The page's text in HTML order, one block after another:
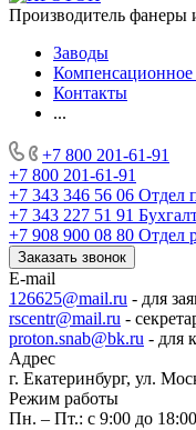
Производитель фанеры
Заводы
Компенсационное
Контакты
...
+7 800 201-61-91
+7 800 201-61-91
+7 343 346 56 06 Отдел
+7 343 227 51 91
+7 908 900 08 80 Отдел
Заказать звонок
E-mail
126625@mail.ru - для
rscentr@mail.ru -
proton.snab@bk.ru - для
Адрес
г. Екатеринбург, ул.
Режим работы
Пн. – Пт.: с 9:00 до 18:00